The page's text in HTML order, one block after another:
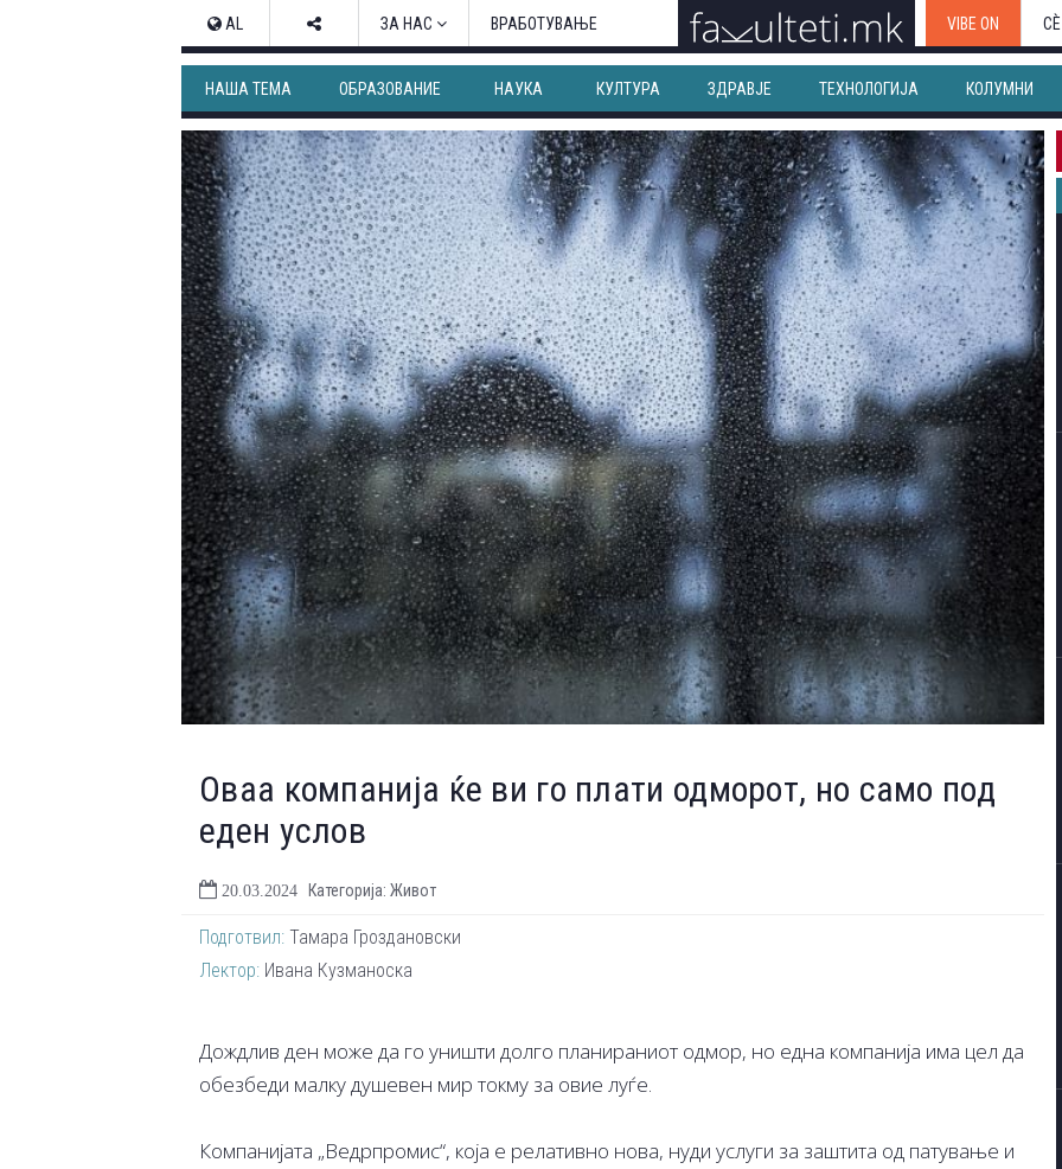
AL ЗА НАС ВРАБОТУВАЊЕ VIBE ON
НАША ТЕМА ОБРАЗОВАНИЕ НАУКА КУЛТУРА ЗДРАВЈЕ ТЕХНОЛОГИЈА КОЛУМНИ
Оваа компанија ќе ви го плати одморот, но само под
еден услов
20.03.2024 Категорија: Живот
Подготвил: Тамара Гроздановски
Лектор: Ивана Кузманоска
Дождлив ден може да го уништи долго планираниот одмор, но една компанија има цел да
обезбеди малку душевен мир токму за овие луѓе.
Компанијата „Ведрпромис“, која е релативно нова, нуди услуги за заштита од патување и